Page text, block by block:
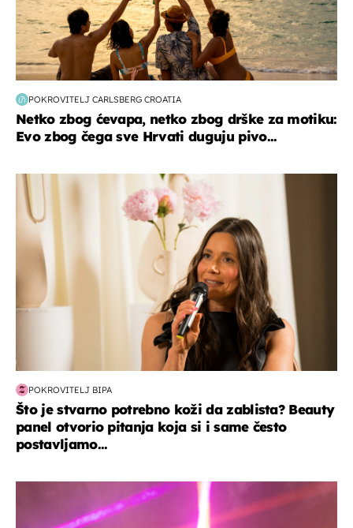
POKROVITELJ CARLSBERG CROATIA
Netko zbog ćevapa, netko zbog drške za motiku:
Evo zbog čega sve Hrvati duguju pivo...
moda & ljepota
POKROVITELJ BIPA
Što je stvarno potrebno koži da zablista? Beauty
panel otvorio pitanja koja si i same često
postavljamo...